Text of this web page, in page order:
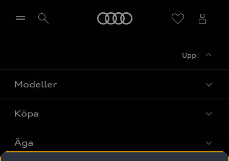
Upp
Modeller
Alla modeller
Elbilar
Köpa
Privaterbjudanden
Äga